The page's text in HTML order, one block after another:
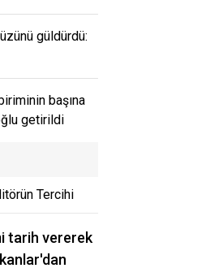
güldürdü:
başına
getirildi
Tercihi
tarih vererek